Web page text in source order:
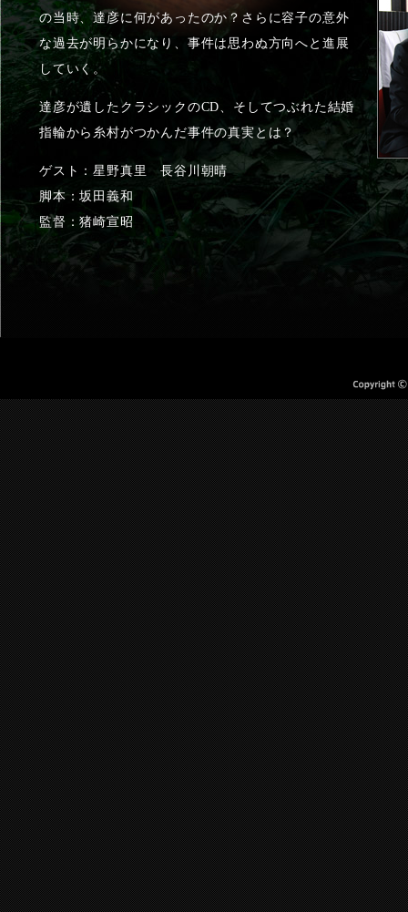
の当時、達彦に何があったのか？さらに容子の意外
な過去が明らかになり、事件は思わぬ方向へと進展
していく。
達彦が遺したクラシックのCD、そしてつぶれた結婚
指輪から糸村がつかんだ事件の真実とは？
ゲスト：星野真里 長谷川朝晴
脚本：坂田義和
監督：猪崎宣昭